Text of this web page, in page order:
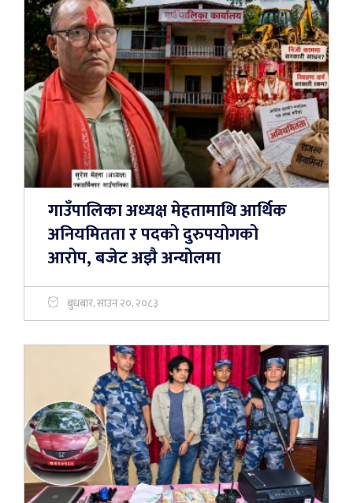
गाउँपालिका अध्यक्ष मेहतामाथि आर्थिक
अनियमितता र पदको दुरुपयोगको
आरोप, बजेट अझै अन्योलमा
बुधबार, साउन २०, २०८३